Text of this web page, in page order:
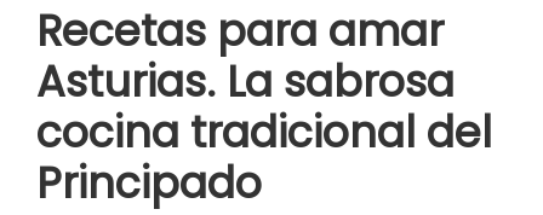
Recetas para amar
Asturias. La sabrosa
cocina tradicional del
Principado